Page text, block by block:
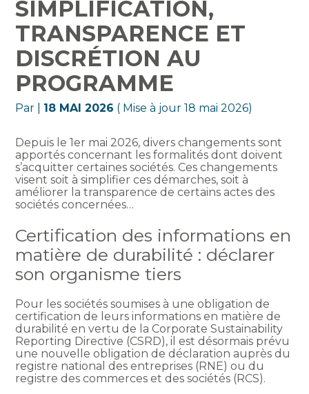
SIMPLIFICATION,
TRANSPARENCE ET
DISCRÉTION AU
PROGRAMME
Par 18 MAI 2026 ( Mise à jour 18 mai 2026)
Depuis le 1er mai 2026, divers changements sont
apportés concernant les formalités dont doivent
s’acquitter certaines sociétés. Ces changements
visent soit à simplifier ces démarches, soit à
améliorer la transparence de certains actes des
sociétés concernées…
Certification des informations en
matière de durabilité : déclarer
son organisme tiers
Pour les sociétés soumises à une obligation de
certification de leurs informations en matière de
durabilité en vertu de la Corporate Sustainability
Reporting Directive (CSRD), il est désormais prévu
une nouvelle obligation de déclaration auprès du
registre national des entreprises (RNE) ou du
registre des commerces et des sociétés (RCS).